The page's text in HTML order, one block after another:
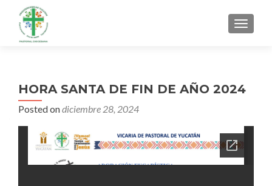
MENU
HORA SANTA DE FIN DE AÑO 2024
Posted ondiciembre 28, 2024